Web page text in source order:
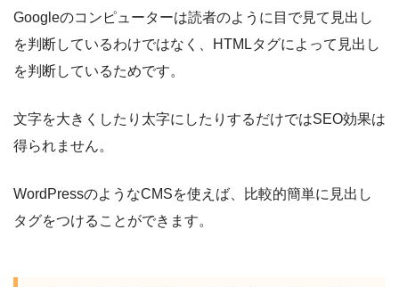
Googleのコンピューターは読者のように目で見て見出し
を判断しているわけではなく、HTMLタグによって見出し
を判断しているためです。
文字を大きくしたり太字にしたりするだけではSEO効果は
得られません。
WordPressのようなCMSを使えば、比較的簡単に見出し
タグをつけることができます。